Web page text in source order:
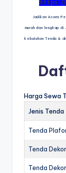
Jadikan Acara
murah dan lengkap
kebutuhan Tenda &
Harga Sewa
Jenis Tenda
Tenda
Tenda
Tenda